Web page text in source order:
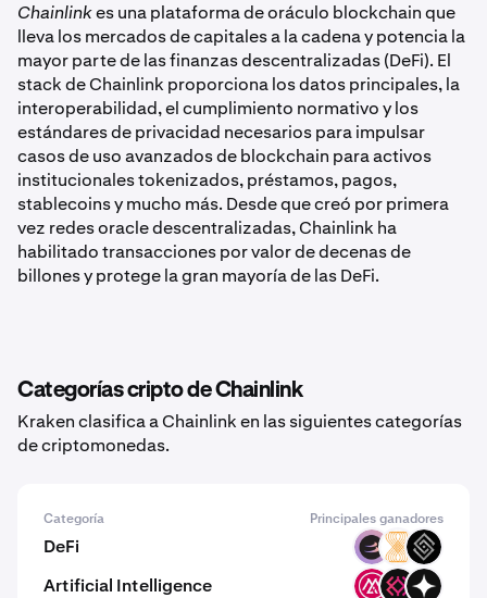
Chainlinkes una plataforma de oráculo blockchain que
lleva los mercados de capitales a la cadena y potencia la
mayor parte de las finanzas descentralizadas (DeFi). El
stack de Chainlink proporciona los datos principales, la
interoperabilidad, el cumplimiento normativo y los
estándares de privacidad necesarios para impulsar
casos de uso avanzados de blockchain para activos
institucionales tokenizados, préstamos, pagos,
stablecoins y mucho más. Desde que creó por primera
vez redes oracle descentralizadas, Chainlink ha
habilitado transacciones por valor de decenas de
billones y protege la gran mayoría de las DeFi.
Categorías cripto de Chainlink
Kraken clasifica a Chainlink en las siguientes categorías
de criptomonedas.
Categoría Principales ganadores
DeFi BETA VELAR DECT
Artificial Intelligence MSAI IMU GIZA